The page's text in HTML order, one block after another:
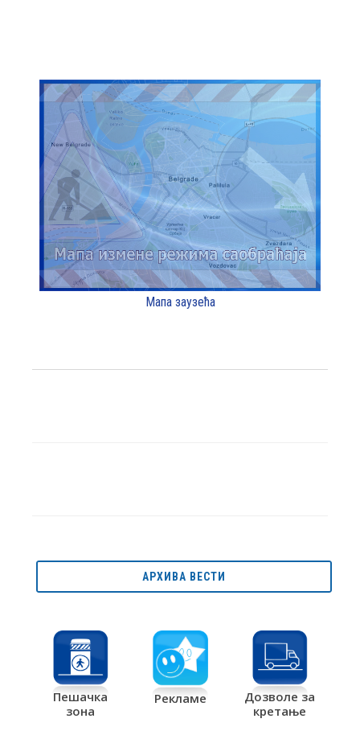
Мапа заузећа
АРХИВА ВЕСТИ
Пешачка
зона
Рекламе
Дозволе за
кретање